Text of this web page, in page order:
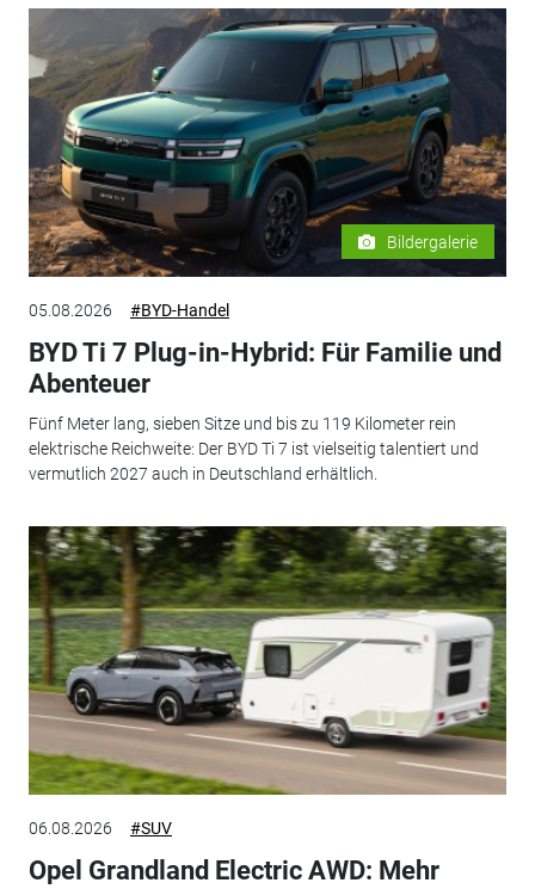
Bildergalerie
05.08.2026 #BYD-Handel
BYD Ti 7 Plug-in-Hybrid: Für Familie und
Abenteuer
Fünf Meter lang, sieben Sitze und bis zu 119 Kilometer rein
elektrische Reichweite: Der BYD Ti 7 ist vielseitig talentiert und
vermutlich 2027 auch in Deutschland erhältlich.
06.08.2026 #SUV
Opel Grandland Electric AWD: Mehr